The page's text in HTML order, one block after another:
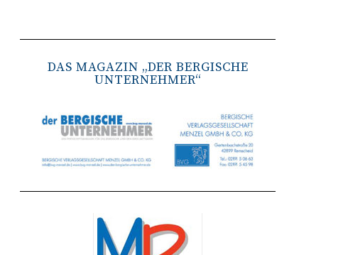
www.bergisches-oktoberfest.de sowie über die
Remscheid stärkt Krisenvorsorge
Remscheid trainieren Krisenstabsarbeit am
Institut der Feuerwehr NRW in Münster.
Wie funktioniert die Zusammenarbeit im
Krisenfall? Welche Entscheidungen müssen
unter Zeitdruck getroffen werden? Und wie
bestmöglich geschützt werden? Mit diesen und
Mitarbeitende der Stadt Remscheid Ende Juni in
Münster. Im Mittelpunkt der dreitägigen
Schulung am Institut der Feuerwehr Nordrhein-
DAS MAGAZIN „DER BERGISCHE
UNTERNEHMER“